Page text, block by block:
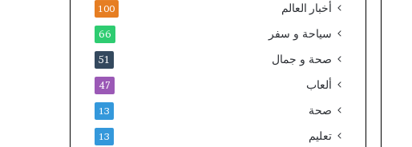
أخبار العالم 100
سياحة و سفر 66
صحة و جمال 51
ألعاب 47
صحة 13
تعليم 13